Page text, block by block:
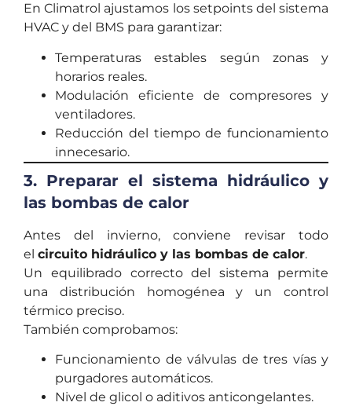
En Climatrol ajustamos los setpoints del sistema
HVAC y del BMS para garantizar:
Temperaturas estables según zonas y
horarios reales.
Modulación eficiente de compresores y
ventiladores.
Reducción del tiempo de funcionamiento
innecesario.
3. Preparar el sistema hidráulico y
las bombas de calor
Antes del invierno, conviene revisar todo
el circuito hidráulico y las bombas de calor.
Un equilibrado correcto del sistema permite
una distribución homogénea y un control
térmico preciso.
También comprobamos:
Funcionamiento de válvulas de tres vías y
purgadores automáticos.
Nivel de glicol o aditivos anticongelantes.